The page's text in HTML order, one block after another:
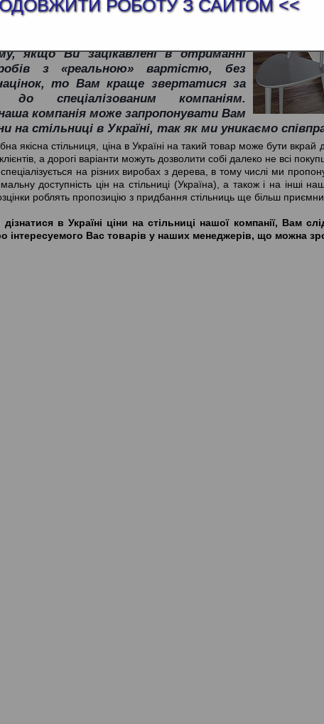
якщо Ви зацікавлені в отриманні
з «реальною» вартістю, без
то Вам краще звертатися за
до спеціалізованим компаніям.
компанія може запропонувати Вам
на стільниці в Україні, так як ми уникаємо
якісна стільниця, ціна в Україні на такий товар може бути
а дорогі варіанти можуть дозволити собі далеко не всі
на різних виробах з дерева, в тому числі ми
доступність цін на стільниці (Україна), а також і на інші
роблять пропозицію з придбання стільниць ще більш
в Україні ціни на стільниці нашої компанії, Вам
інтересуемого Вас товарів у наших менеджерів, що можна
РОБОТУ З САЙТОМ <<